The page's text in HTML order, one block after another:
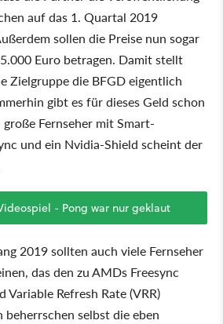
auf das 1. Quartal 2019
sollen die Preise nun sogar
Euro betragen. Damit stellt
Zielgruppe die BFGD eigentlich
gibt es für dieses Geld schon
Fernseher mit Smart-
und ein Nvidia-Shield scheint der
- Pong war nur geklaut
2019 sollten auch viele Fernseher
das den zu AMDs Freesync
Refresh Rate (VRR)
selbst die eben